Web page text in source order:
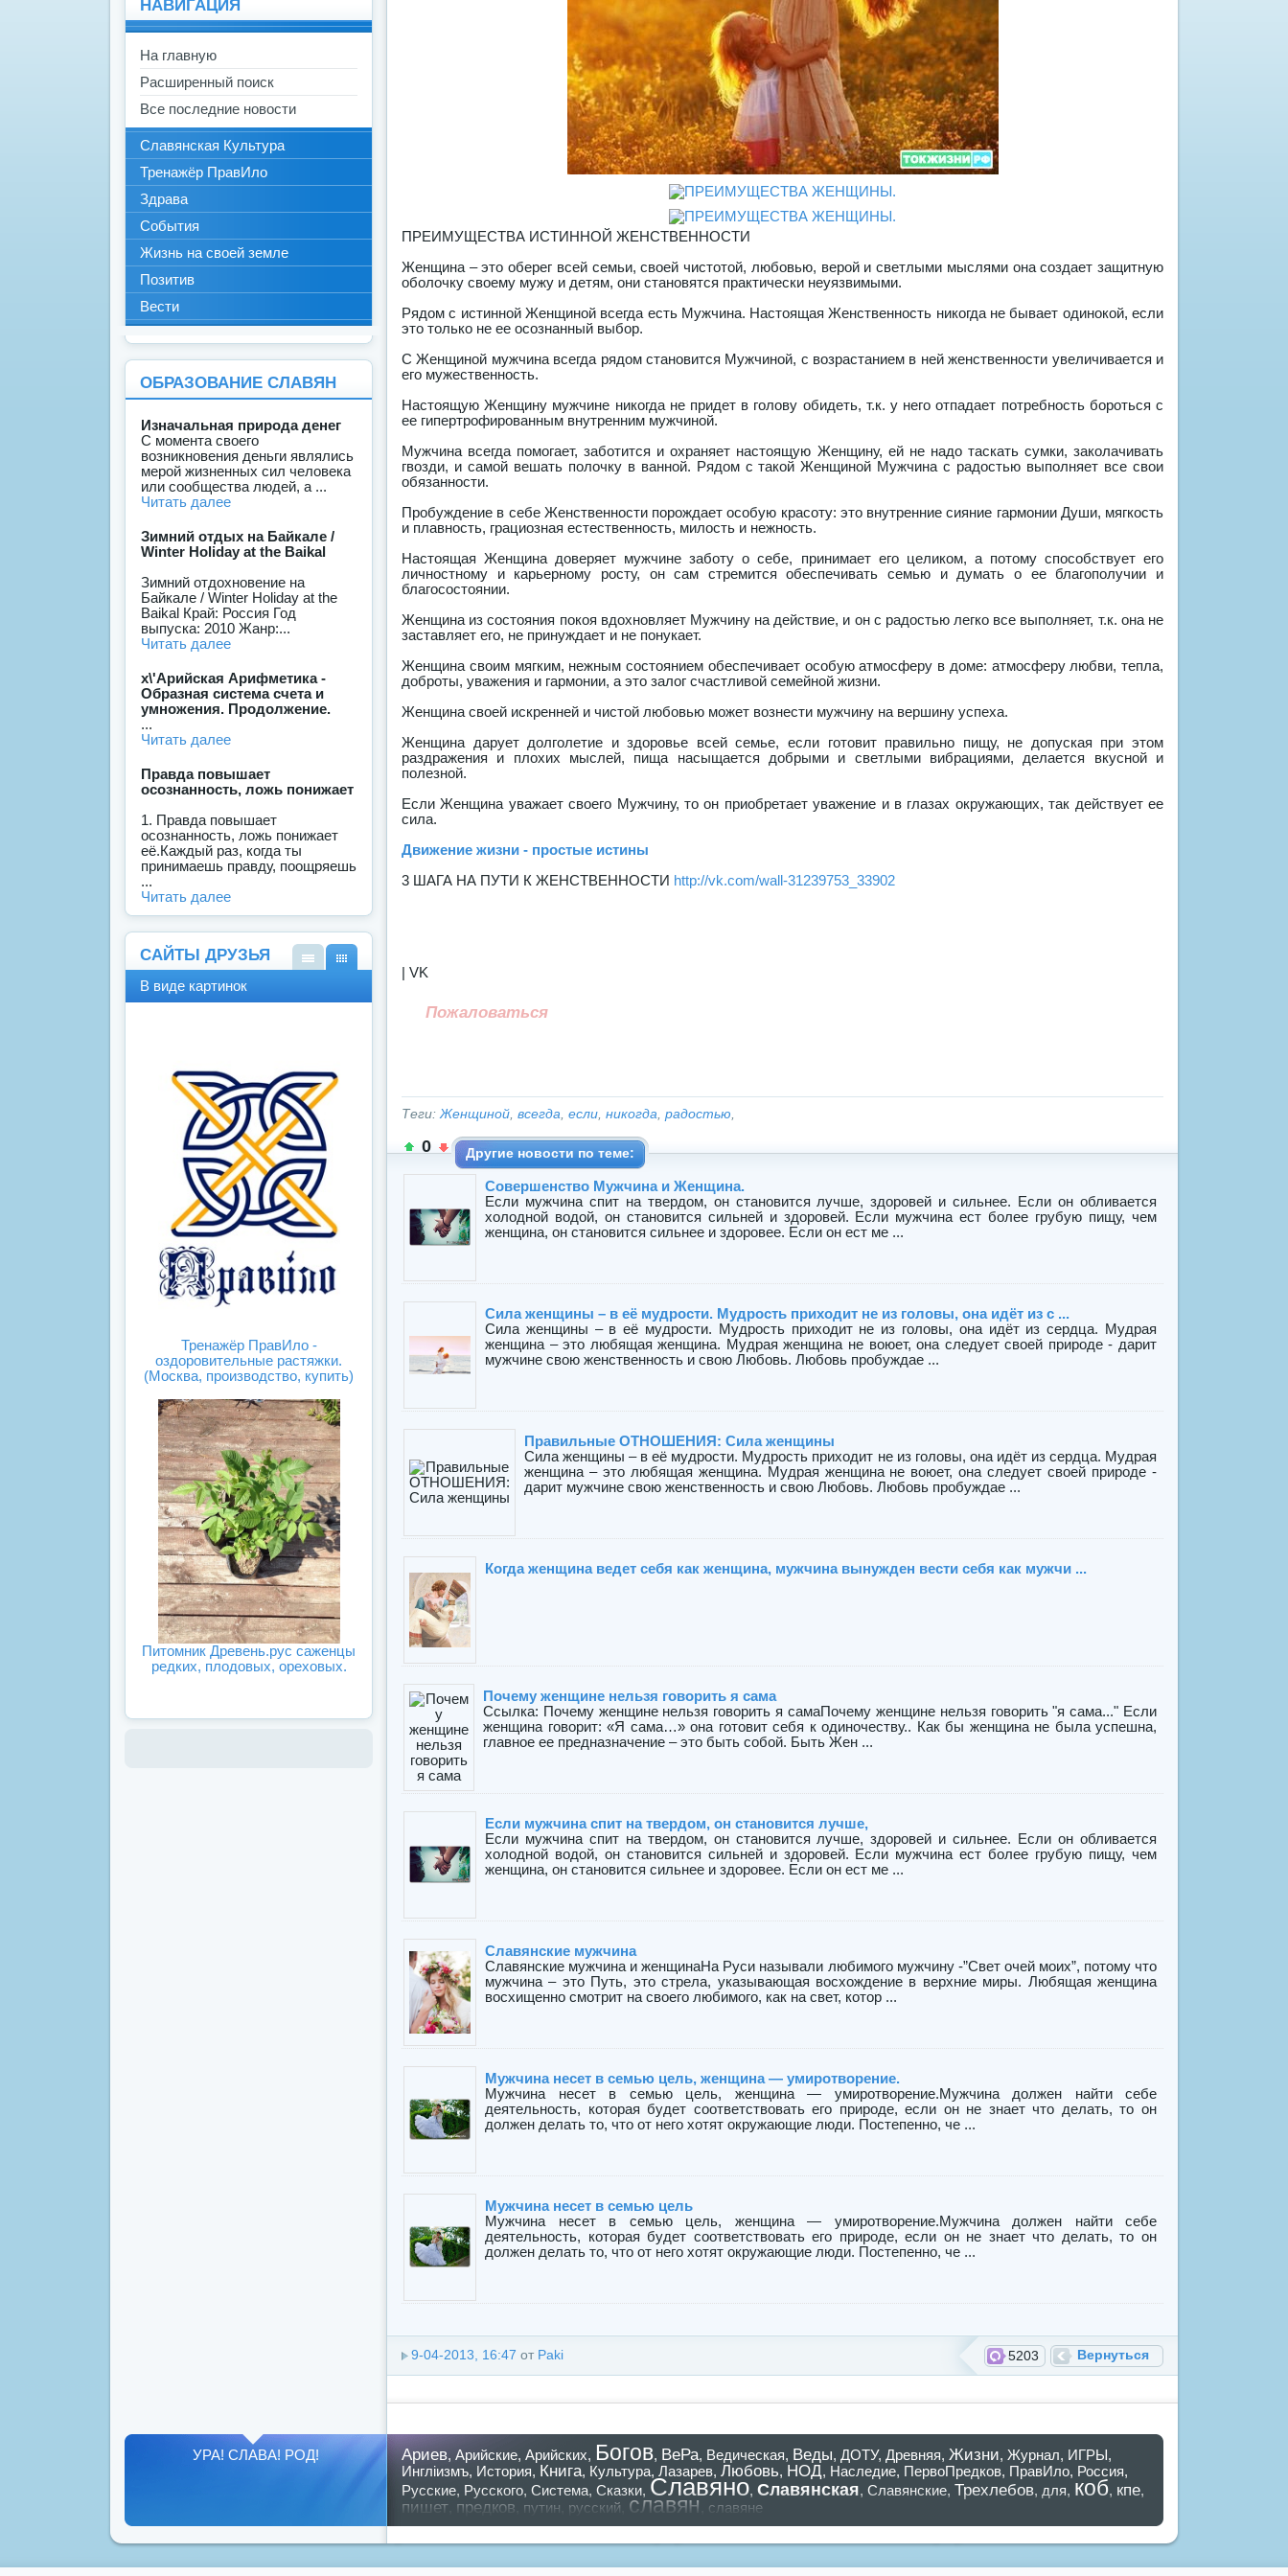
ПРЕИМУЩЕСТВА ИСТИННОЙ ЖЕНСТВЕННОСТИ
Женщина – это оберег всей семьи, своей чистотой, любовью, верой и светлыми мыслями она создает защитную
оболочку своему мужу и детям, они становятся практически неуязвимыми.
Рядом с истинной Женщиной всегда есть Мужчина. Настоящая Женственность никогда не бывает одинокой, если
это только не ее осознанный выбор.
С Женщиной мужчина всегда рядом становится Мужчиной, с возрастанием в ней женственности увеличивается и
его мужественность.
Настоящую Женщину мужчине никогда не придет в голову обидеть, т.к. у него отпадает потребность бороться с
ее гипертрофированным внутренним мужчиной.
Мужчина всегда помогает, заботится и охраняет настоящую Женщину, ей не надо таскать сумки, заколачивать
гвозди, и самой вешать полочку в ванной. Рядом с такой Женщиной Мужчина с радостью выполняет все свои
обязанности.
Пробуждение в себе Женственности порождает особую красоту: это внутренние сияние гармонии Души, мягкость
и плавность, грациозная естественность, милость и нежность.
Настоящая Женщина доверяет мужчине заботу о себе, принимает его целиком, а потому способствует его
личностному и карьерному росту, он сам стремится обеспечивать семью и думать о ее благополучии и
благосостоянии.
Женщина из состояния покоя вдохновляет Мужчину на действие, и он с радостью легко все выполняет, т.к. она не
заставляет его, не принуждает и не понукает.
Женщина своим мягким, нежным состоянием обеспечивает особую атмосферу в доме: атмосферу любви, тепла,
доброты, уважения и гармонии, а это залог счастливой семейной жизни.
Женщина своей искренней и чистой любовью может вознести мужчину на вершину успеха.
Женщина дарует долголетие и здоровье всей семье, если готовит правильно пищу, не допуская при этом
раздражения и плохих мыслей, пища насыщается добрыми и светлыми вибрациями, делается вкусной и
полезной.
Если Женщина уважает своего Мужчину, то он приобретает уважение и в глазах окружающих, так действует ее
сила.
Движение жизни - простые истины
3 ШАГА НА ПУТИ К ЖЕНСТВЕННОСТИ http://vk.com/wall-31239753_33902
| VK
Пожаловаться
Теги:Женщиной, всегда, если, никогда, радостью,
0 Другие новости по теме:
Совершенство Мужчина и Женщина.
Если мужчина спит на твердом, он становится лучше, здоровей и сильнее. Если он обливается
холодной водой, он становится сильней и здоровей. Если мужчина ест более грубую пищу, чем
женщина, он становится сильнее и здоровее. Если он ест ме ...
Сила женщины – в её мудрости. Мудрость приходит не из головы, она идёт из с ...
Сила женщины – в её мудрости. Мудрость приходит не из головы, она идёт из сердца. Мудрая
женщина – это любящая женщина. Мудрая женщина не воюет, она следует своей природе - дарит
мужчине свою женственность и свою Любовь. Любовь пробуждае ...
Правильные ОТНОШЕНИЯ: Сила женщины
Сила женщины – в её мудрости. Мудрость приходит не из головы, она идёт из сердца. Мудрая
женщина – это любящая женщина. Мудрая женщина не воюет, она следует своей природе -
дарит мужчине свою женственность и свою Любовь. Любовь пробуждае ...
Когда женщина ведет себя как женщина, мужчина вынужден вести себя как мужчи ...
Почему женщине нельзя говорить я сама
Ссылка: Почему женщине нельзя говорить я самаПочему женщине нельзя говорить "я сама..." Если
женщина говорит: «Я сама…» она готовит себя к одиночеству.. Как бы женщина не была успешна,
главное ее предназначение – это быть собой. Быть Жен ...
Если мужчина спит на твердом, он становится лучше,
Если мужчина спит на твердом, он становится лучше, здоровей и сильнее. Если он обливается
холодной водой, он становится сильней и здоровей. Если мужчина ест более грубую пищу, чем
женщина, он становится сильнее и здоровее. Если он ест ме ...
Славянские мужчина
Славянские мужчина и женщинаНа Руси называли любимого мужчину -”Свет очей моих”, потому что
мужчина – это Путь, это стрела, указывающая восхождение в верхние миры. Любящая женщина
восхищенно смотрит на своего любимого, как на свет, котор ...
Мужчина несет в семью цель, женщина — умиротворение.
Мужчина несет в семью цель, женщина — умиротворение.Мужчина должен найти себе
деятельность, которая будет соответствовать его природе, если он не знает что делать, то он
должен делать то, что от него хотят окружающие люди. Постепенно, че ...
Мужчина несет в семью цель
Мужчина несет в семью цель, женщина — умиротворение.Мужчина должен найти себе
деятельность, которая будет соответствовать его природе, если он не знает что делать, то он
должен делать то, что от него хотят окружающие люди. Постепенно, че ...
Вернуться
5203
9-04-2013, 16:47 от Paki
НАВИГАЦИЯ
На главную
Расширенный поиск
Все последние новости
Славянская Культура
Тренажёр ПравИло
Здрава
События
Жизнь на своей земле
Позитив
Вести
ОБРАЗОВАНИЕ СЛАВЯН
Изначальная природа денег
С момента своего
возникновения деньги являлись
мерой жизненных сил человека
или сообщества людей, а ...
Читать далее
Зимний отдых на Байкале /
Winter Holiday at the Baikal
Зимний отдохновение на
Байкале / Winter Holiday at the
Baikal Край: Россия Год
выпуска: 2010 Жанр:...
Читать далее
х\'Арийская Арифметика -
Образная система счета и
умножения. Продолжение.
...
Читать далее
Правда повышает
осознанность, ложь понижает
1. Правда повышает
осознанность, ложь понижает
её.Каждый раз, когда ты
принимаешь правду, поощряешь
...
Читать далее
САЙТЫ ДРУЗЬЯ
В виде картинок
Тренажёр ПравИло -
оздоровительные растяжки.
(Москва, производство, купить)
Питомник Древень.рус саженцы
редких, плодовых, ореховых.
Ариев, Арийские, Арийских, Богов, ВеРа, Ведическая, Веды, ДОТУ, Древняя, Жизни, Журнал, ИГРЫ,
Инглiизмъ, История, Книга, Культура, Лазарев, Любовь, НОД, Наследие, ПервоПредков, ПравИло, Россия,
Русские, Русского, Система, Сказки, Славяно, Славянская, Славянские, Трехлебов, для, коб, кпе,
пишет предков путин русский славян
славяне
УРА! СЛАВА! РОД!